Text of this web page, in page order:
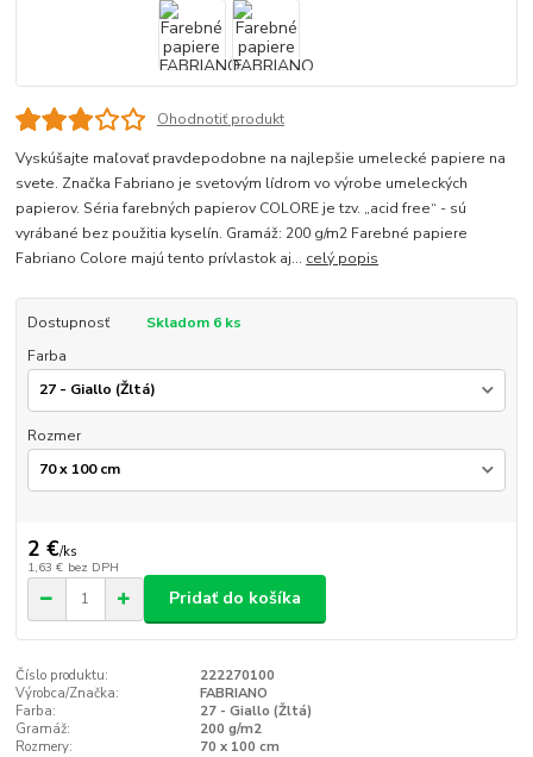
Ohodnotiť produkt
Vyskúšajte maľovať pravdepodobne na najlepšie umelecké papiere na
svete. Značka Fabriano je svetovým lídrom vo výrobe umeleckých
papierov. Séria farebných papierov COLORE je tzv. „acid free“ - sú
vyrábané bez použitia kyselín. Gramáž: 200 g/m2 Farebné papiere
Fabriano Colore majú tento prívlastok aj... celý popis
Dostupnosť
Skladom 6 ks
Farba
Rozmer
2 €/ks
1,63 € bez DPH
Pridať do košíka
Číslo produktu:
222270100
Výrobca/Značka:
FABRIANO
Farba:
27 - Giallo (Žltá)
Gramáž:
200 g/m2
Rozmery:
70 x 100 cm